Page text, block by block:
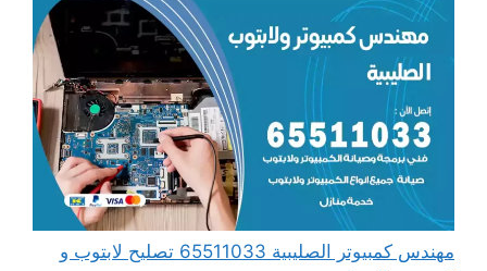
مهندس كمبيوتر الصليبية 65511033 تصليح لابتوب و